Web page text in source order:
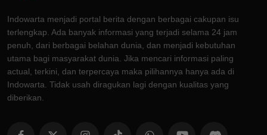
Indowarta menjadi portal berita dengan berbagai cakupan isu
terlengkap. Ada banyak informasi yang terjadi selama 24 jam
penuh, dari berbagai belahan dunia, dan menjadi kebutuhan
utama bagi masyarakat dunia. Jika mencari informasi paling
actual, terkini, dan terpercaya maka pilihannya hanya ada di
Indowarta. Tidak usah diragukan lagi dengan kualitas yang
diberikan.